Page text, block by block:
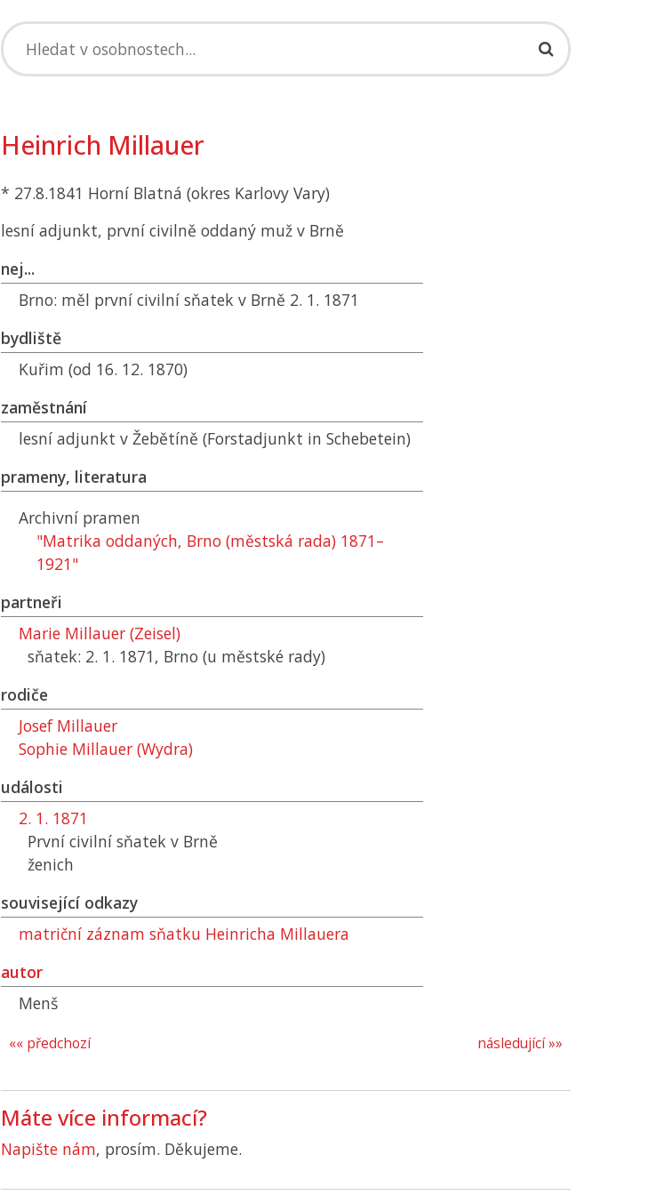
Heinrich Millauer
* 27.8.1841 Horní Blatná (okres Karlovy Vary)
lesní adjunkt, první civilně oddaný muž v Brně
nej...
Brno: měl první civilní sňatek v Brně 2. 1. 1871
bydliště
Kuřim (od 16. 12. 1870)
zaměstnání
lesní adjunkt v Žebětíně (Forstadjunkt in Schebetein)
prameny, literatura
Archivní pramen
"Matrika oddaných, Brno (městská rada) 1871–
1921"
partneři
Marie Millauer (Zeisel)
sňatek: 2. 1. 1871, Brno (u městské rady)
rodiče
Josef Millauer
Sophie Millauer (Wydra)
události
2. 1. 1871
První civilní sňatek v Brně
ženich
související odkazy
matriční záznam sňatku Heinricha Millauera
autor
Menš
následující »»
«« předchozí
Máte více informací?
Napište nám, prosím. Děkujeme.